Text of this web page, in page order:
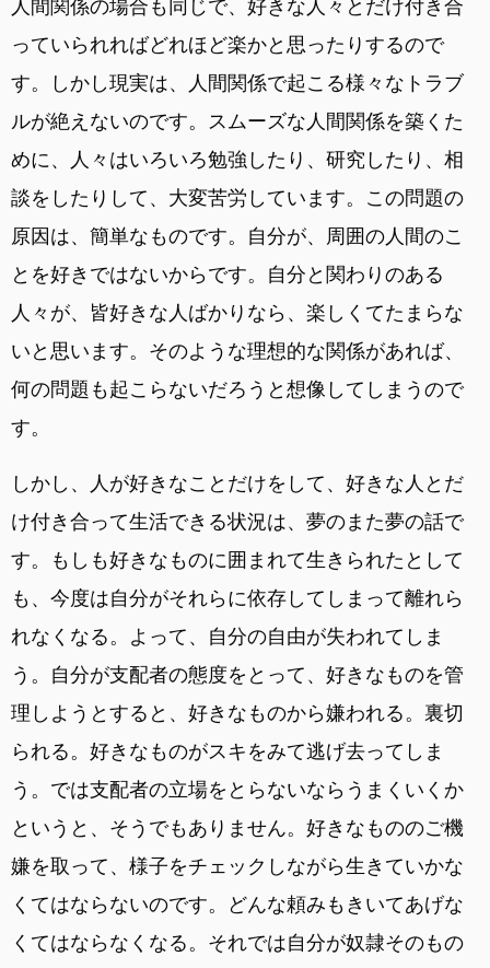
人間関係の場合も同じで、好きな人々とだけ付き合
っていられればどれほど楽かと思ったりするので
す。しかし現実は、人間関係で起こる様々なトラブ
ルが絶えないのです。スムーズな人間関係を築くた
めに、人々はいろいろ勉強したり、研究したり、相
談をしたりして、大変苦労しています。この問題の
原因は、簡単なものです。自分が、周囲の人間のこ
とを好きではないからです。自分と関わりのある
人々が、皆好きな人ばかりなら、楽しくてたまらな
いと思います。そのような理想的な関係があれば、
何の問題も起こらないだろうと想像してしまうので
す。
しかし、人が好きなことだけをして、好きな人とだ
け付き合って生活できる状況は、夢のまた夢の話で
す。もしも好きなものに囲まれて生きられたとして
も、今度は自分がそれらに依存してしまって離れら
れなくなる。よって、自分の自由が失われてしま
う。自分が支配者の態度をとって、好きなものを管
理しようとすると、好きなものから嫌われる。裏切
られる。好きなものがスキをみて逃げ去ってしま
う。では支配者の立場をとらないならうまくいくか
というと、そうでもありません。好きなもののご機
嫌を取って、様子をチェックしながら生きていかな
くてはならないのです。どんな頼みもきいてあげな
くてはならなくなる。それでは自分が奴隷そのもの